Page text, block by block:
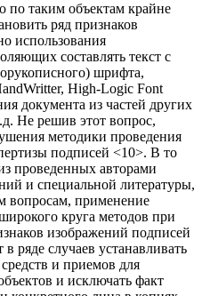
по таким объектам крайне
ряд признаков
использования
составлять текст с
шрифта,
High-Logic Font
документа из частей других
Не решив этот вопрос,
методики проведения
подписей <10>. В то
проведенных авторами
и специальной литературы,
вопросам, применение
круга методов при
изображений подписей
ряде случаев устанавливать
и приемов для
и исключать факт